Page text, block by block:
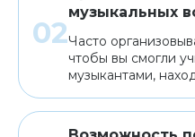
музыкальных
Часто
чтобы вы смогли
музыкантами,